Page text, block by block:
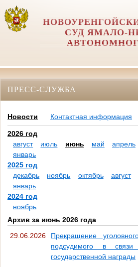
СУД ЯМАЛО-
ПРЕСС-СЛУЖБА
Новости Контактная информация
2026 год
август
июль июнь май апрель
январь
2025 год
декабрь
ноябрь октябрь август
январь
2024 год
ноябрь
Архив за июнь 2026 года
29.06.2026
Прекращение
подсудимого в
государственной награды